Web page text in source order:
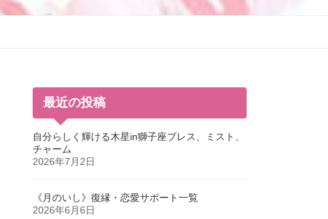
最近の投稿
自分らしく輝ける木星in獅子座ブレス、ミスト、
チャーム
2026年7月2日
《月のいし》復縁・恋愛サポート一覧
2026年6月6日